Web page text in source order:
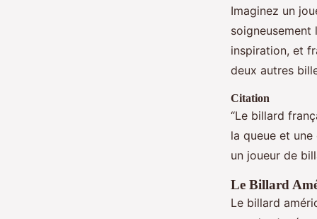
Imaginez un
inspiration, et
deux autres
Citation
“Le billard
la queue et
un joueur de
Le Billard
Le billard